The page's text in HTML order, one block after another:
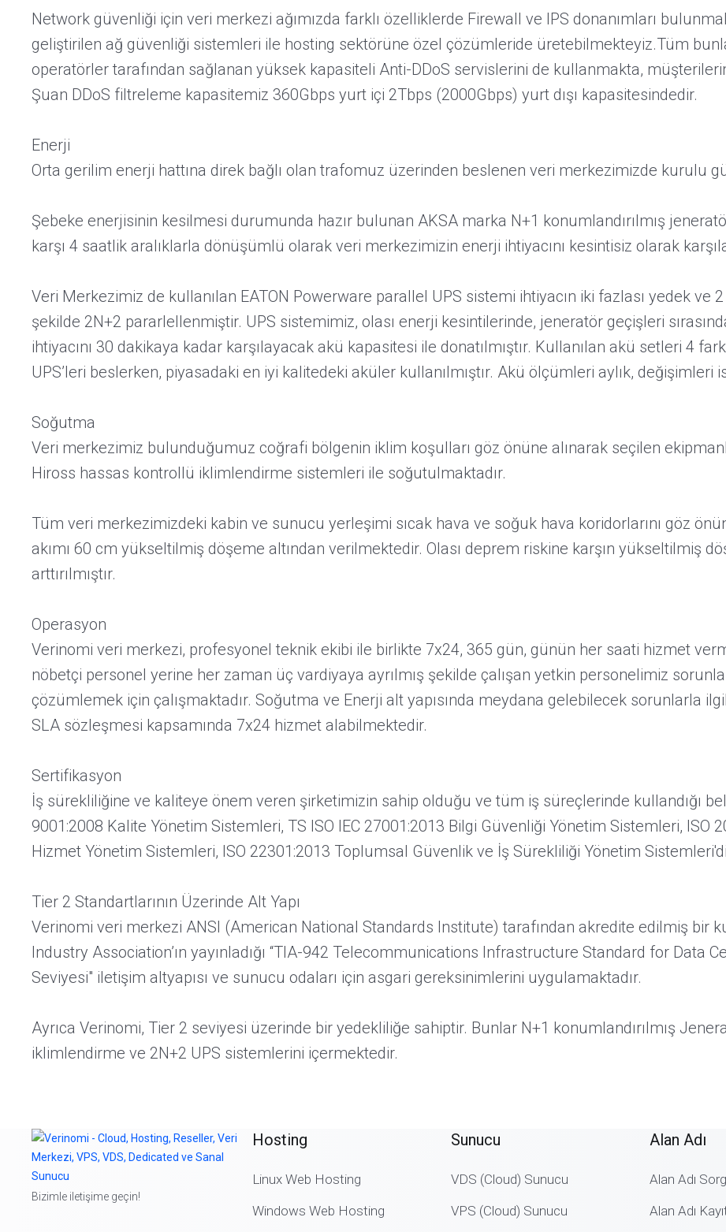
Network güvenliği için veri merkezi ağımızda farklı özelliklerde Firewall ve IPS donanımları
geliştirilen ağ güvenliği sistemleri ile hosting sektörüne özel çözümleride üretebilmekteyiz.Tüm
operatörler tarafından sağlanan yüksek kapasiteli Anti-DDoS servislerini de kullanmakta,
Şuan DDoS filtreleme kapasitemiz 360Gbps yurt içi 2Tbps (2000Gbps) yurt dışı kapasitesindedir.
Enerji
Orta gerilim enerji hattına direk bağlı olan trafomuz üzerinden beslenen veri merkezimizde kurulu
Şebeke enerjisinin kesilmesi durumunda hazır bulunan AKSA marka N+1 konumlandırılmış
karşı 4 saatlik aralıklarla dönüşümlü olarak veri merkezimizin enerji ihtiyacını kesintisiz olarak
Veri Merkezimiz de kullanılan EATON Powerware parallel UPS sistemi ihtiyacın iki fazlası yedek ve
şekilde 2N+2 pararlellenmiştir. UPS sistemimiz, olası enerji kesintilerinde, jeneratör geçişleri
ihtiyacını 30 dakikaya kadar karşılayacak akü kapasitesi ile donatılmıştır. Kullanılan akü setleri 4
UPS’leri beslerken, piyasadaki en iyi kalitedeki aküler kullanılmıştır. Akü ölçümleri aylık, değişimleri
Soğutma
Veri merkezimiz bulunduğumuz coğrafi bölgenin iklim koşulları göz önüne alınarak seçilen
Hiross hassas kontrollü iklimlendirme sistemleri ile soğutulmaktadır.
Tüm veri merkezimizdeki kabin ve sunucu yerleşimi sıcak hava ve soğuk hava koridorlarını göz
akımı 60 cm yükseltilmiş döşeme altından verilmektedir. Olası deprem riskine karşın yükseltilmiş
arttırılmıştır.
Operasyon
Verinomi veri merkezi, profesyonel teknik ekibi ile birlikte 7x24, 365 gün, günün her saati hizmet
nöbetçi personel yerine her zaman üç vardiyaya ayrılmış şekilde çalışan yetkin personelimiz
çözümlemek için çalışmaktadır. Soğutma ve Enerji alt yapısında meydana gelebilecek sorunlarla
SLA sözleşmesi kapsamında 7x24 hizmet alabilmektedir.
Sertifikasyon
İş sürekliliğine ve kaliteye önem veren şirketimizin sahip olduğu ve tüm iş süreçlerinde kullandığı
9001:2008 Kalite Yönetim Sistemleri, TS ISO IEC 27001:2013 Bilgi Güvenliği Yönetim Sistemleri, ISO
Hizmet Yönetim Sistemleri, ISO 22301:2013 Toplumsal Güvenlik ve İş Sürekliliği Yönetim
Tier 2 Standartlarının Üzerinde Alt Yapı
Verinomi veri merkezi ANSI (American National Standards Institute) tarafından akredite edilmiş bir
Industry Association’ın yayınladığı “TIA-942 Telecommunications Infrastructure Standard for Data
Seviyesi" iletişim altyapısı ve sunucu odaları için asgari gereksinimlerini uygulamaktadır.
Ayrıca Verinomi, Tier 2 seviyesi üzerinde bir yedekliliğe sahiptir. Bunlar N+1 konumlandırılmış
iklimlendirme ve 2N+2 UPS sistemlerini içermektedir.
Bizimle iletişime geçin!
Hosting
Linux Web Hosting
Windows Web Hosting
Sunucu
VDS (Cloud) Sunucu
VPS (Cloud) Sunucu
Alan Adı
Alan Adı
Alan Adı